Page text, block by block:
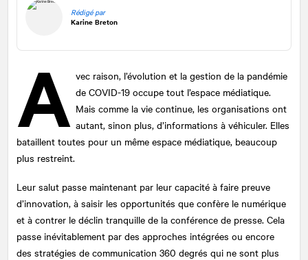
Rédigé par
Karine Breton
A vec raison, l’évolution et la gestion de la pandémie
de COVID-19 occupe tout l’espace médiatique.
Mais comme la vie continue, les organisations ont
autant, sinon plus, d’informations à véhiculer. Elles
bataillent toutes pour un même espace médiatique, beaucoup
plus restreint.
Leur salut passe maintenant par leur capacité à faire preuve
d’innovation, à saisir les opportunités que confère le numérique
et à contrer le déclin tranquille de la conférence de presse. Cela
passe inévitablement par des approches intégrées ou encore
des stratégies de communication 360 degrés qui ne sont plus